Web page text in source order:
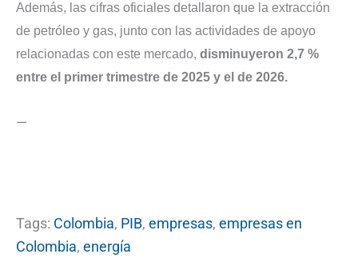
Además, las cifras oficiales detallaron que la extracción
de petróleo y gas, junto con las actividades de apoyo
relacionadas con este mercado, disminuyeron 2,7 %
entre el primer trimestre de 2025 y el de 2026.
—
Tags: Colombia, PIB, empresas, empresas en
Colombia, energía